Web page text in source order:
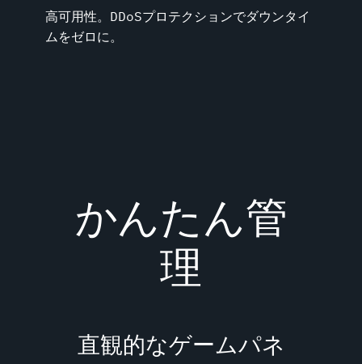
高可用性。DDoSプロテクションでダウンタイ
ムをゼロに。
かんたん管
理
直観的なゲームパネ